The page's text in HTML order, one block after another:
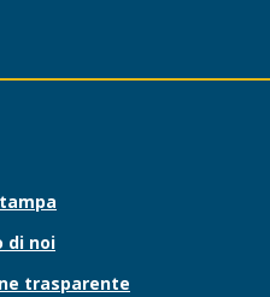
di noi
trasparente